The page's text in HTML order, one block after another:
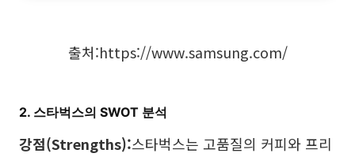
출처:https://www.samsung.com/
2. 스타벅스의 SWOT 분석
강점(Strengths):스타벅스는 고품질의 커피와 프리